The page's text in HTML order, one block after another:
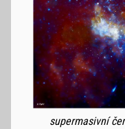
supermasivní